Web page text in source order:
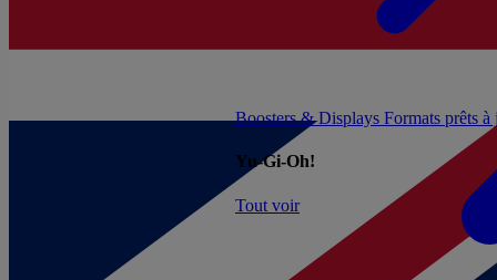
Boosters & Displays Formats prêts
Yu-Gi-Oh!
Tout voir